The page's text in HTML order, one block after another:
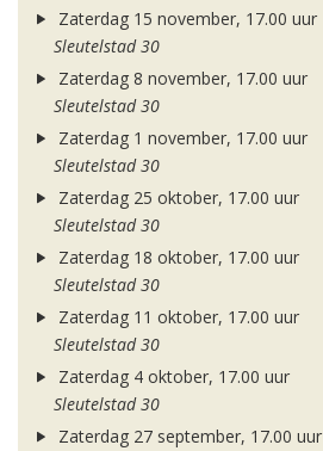
Zaterdag 15 november, 17.00 uur
Sleutelstad 30
Zaterdag 8 november, 17.00 uur
Sleutelstad 30
Zaterdag 1 november, 17.00 uur
Sleutelstad 30
Zaterdag 25 oktober, 17.00 uur
Sleutelstad 30
Zaterdag 18 oktober, 17.00 uur
Sleutelstad 30
Zaterdag 11 oktober, 17.00 uur
Sleutelstad 30
Zaterdag 4 oktober, 17.00 uur
Sleutelstad 30
Zaterdag 27 september, 17.00 uur